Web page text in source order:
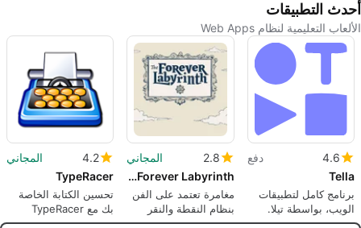
أحدث التطبيقات
الألعاب التعليمية لنظام Web Apps
4.6
دفع
Tella
برنامج كامل لتطبيقات
الويب، بواسطة تيلا.
2.8
المجاني
The Forever Labyrinth
مغامرة تعتمد على الفن
بنظام النقطة والنقر
4.2
المجاني
TypeRacer
تحسين الكتابة الخاصة
بك مع TypeRacer